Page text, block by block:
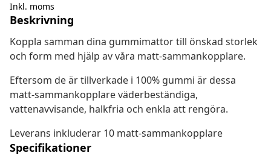
Inkl. moms
Beskrivning
Koppla samman dina gummimattor till önskad storlek
och form med hjälp av våra matt-sammankopplare.
Eftersom de är tillverkade i 100% gummi är dessa
matt-sammankopplare väderbeständiga,
vattenavvisande, halkfria och enkla att rengöra.
Leverans inkluderar 10 matt-sammankopplare
Specifikationer